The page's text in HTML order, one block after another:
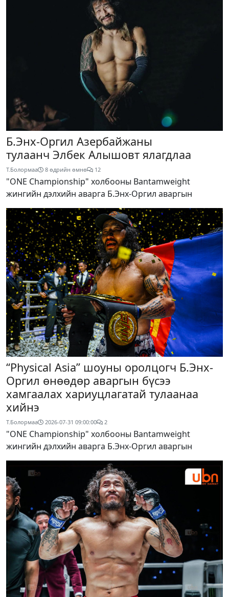
Б.Энх-Оргил Азербайжаны
тулаанч Элбек Алышовт ялагдлаа
Т.Болормаа 8 өдрийн өмнө 12
"ONE Championship" холбооны Bantamweight
жингийн дэлхийн аварга Б.Энх-Оргил аваргын
“Physical Asia” шоуны оролцогч Б.Энх-
Оргил өнөөдөр аваргын бүсээ
хамгаалах хариуцлагатай тулаанаа
хийнэ
Т.Болормаа 2026-07-31 09:00:00 2
"ONE Championship" холбооны Bantamweight
жингийн дэлхийн аварга Б.Энх-Оргил аваргын